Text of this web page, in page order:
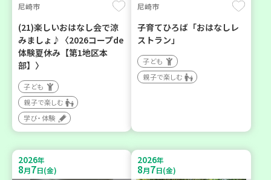
尼崎市
(21)楽しいおはなし会で涼
みましょ♪〈2026コープde
体験夏休み【第1地区本
部】〉
子ども
親子で楽しむ
学び・体験
尼崎市
子育てひろば「おはなしレ
ストラン」
子ども
親子で楽しむ
2026年
8月7日(金)
2026年
8月7日(金)